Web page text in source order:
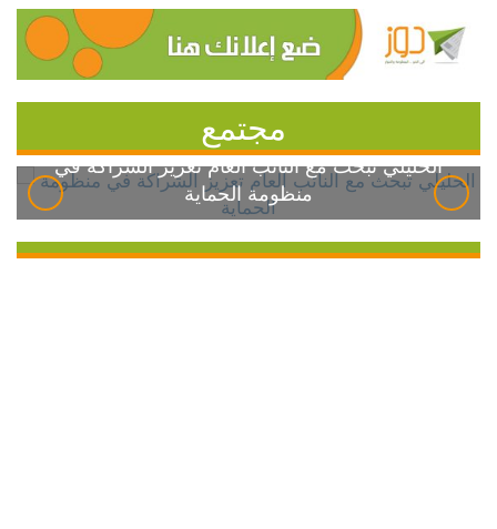
مجتمع
الخليلي تبحث مع النائب العام تعزيز الشراكة في
منظومة الحماية